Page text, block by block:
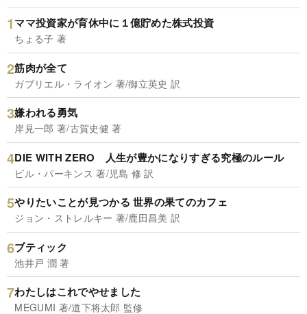
ママ投資家が育休中に１億貯めた株式投資
ちょる子 著
筋肉が全て
ガブリエル・ライオン 著/御立英史 訳
嫌われる勇気
岸見一郎 著/古賀史健 著
DIE WITH ZERO 人生が豊かになりすぎる究極のルール
ビル・パーキンス 著/児島 修 訳
やりたいことが見つかる 世界の果てのカフェ
ジョン・ストレルキー 著/鹿田昌美 訳
ブティック
池井戸 潤 著
わたしはこれでやせました
MEGUMI 著/道下将太郎 監修